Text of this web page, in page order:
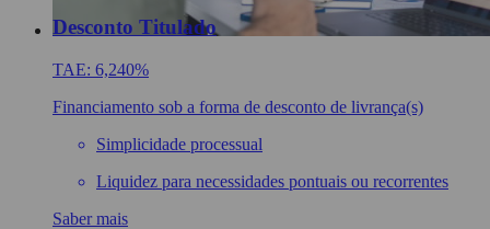
Desconto Titulado
TAE: 6,240%
Financiamento sob a forma de desconto de livrança(s)
Simplicidade processual
Liquidez para necessidades pontuais ou recorrentes
Saber mais